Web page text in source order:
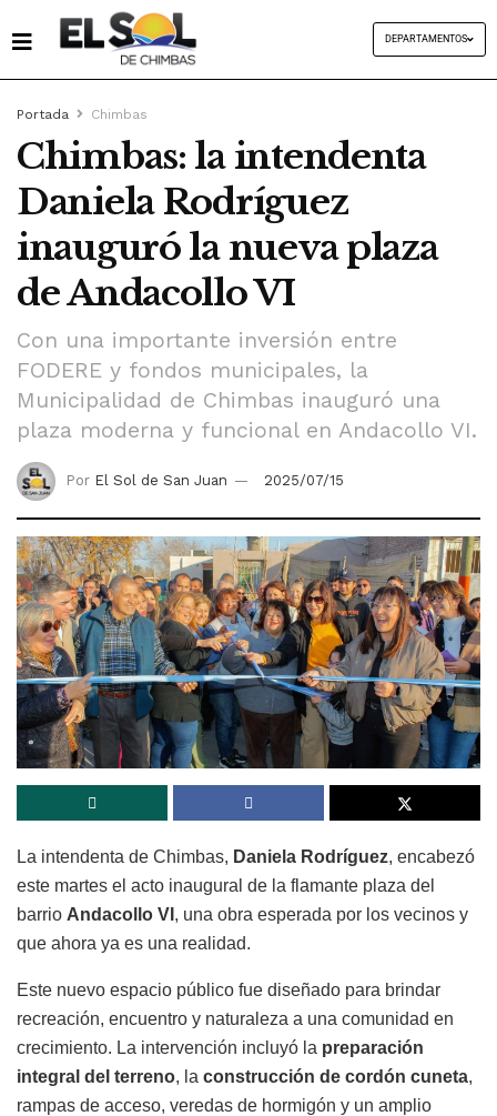
DEPARTAMENTOS
Portada Chimbas
Chimbas: la intendenta
Daniela Rodríguez
inauguró la nueva plaza
de Andacollo VI
Con una importante inversión entre
FODERE y fondos municipales, la
Municipalidad de Chimbas inauguró una
plaza moderna y funcional en Andacollo VI.
Por El Sol de San Juan 2025/07/15
La intendenta de Chimbas, Daniela Rodríguez, encabezó
este martes el acto inaugural de la flamante plaza del
barrio Andacollo VI , una obra esperada por los vecinos y
que ahora ya es una realidad.
Este nuevo espacio público fue diseñado para brindar
recreación, encuentro y naturaleza a una comunidad en
crecimiento. La intervención incluyó la preparación
integral del terreno, la construcción de cordón cuneta,
rampas de acceso, veredas de hormigón y un amplio